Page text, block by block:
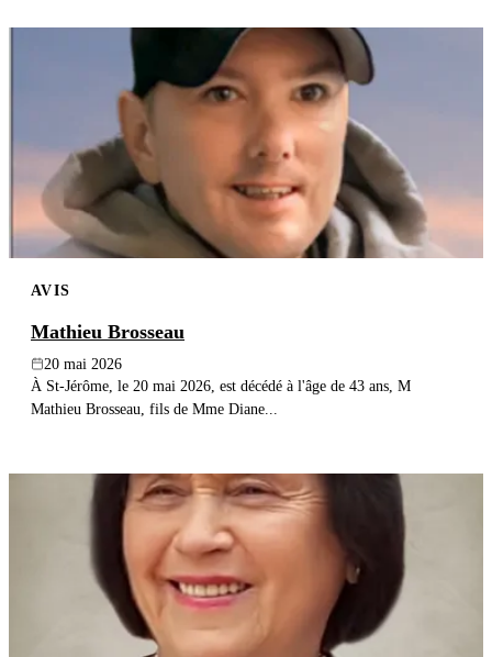
AVIS
Mathieu Brosseau
20 mai 2026
À St-Jérôme, le 20 mai 2026, est décédé à l'âge de 43 ans, M
Mathieu Brosseau, fils de Mme Diane...